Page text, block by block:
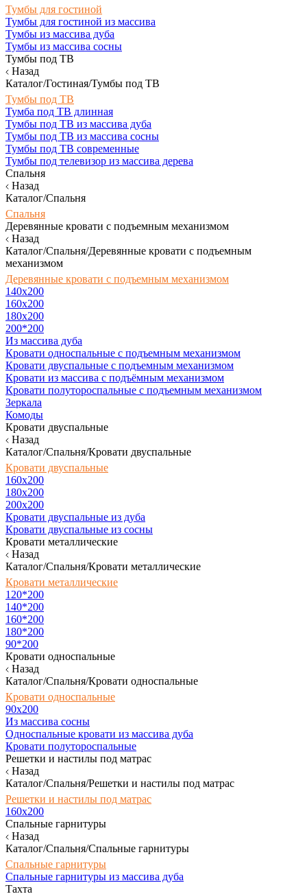
Тумбы для гостиной
Тумбы для гостиной из массива
Тумбы из массива дуба
Тумбы из массива сосны
Тумбы под ТВ
Назад
Каталог/Гостиная/Тумбы под ТВ
Тумбы под ТВ
Тумба под ТВ длинная
Тумбы под ТВ из массива дуба
Тумбы под ТВ из массива сосны
Тумбы под ТВ современные
Тумбы под телевизор из массива дерева
Спальня
Назад
Каталог/Спальня
Спальня
Деревянные кровати с подъемным механизмом
Назад
Каталог/Спальня/Деревянные кровати с подъемным
механизмом
Деревянные кровати с подъемным механизмом
140x200
160х200
180х200
200*200
Из массива дуба
Кровати односпальные с подъемным механизмом
Кровати двуспальные с подъемным механизмом
Кровати из массива с подъёмным механизмом
Кровати полутороспальные с подъемным механизмом
Зеркала
Комоды
Кровати двуспальные
Назад
Каталог/Спальня/Кровати двуспальные
Кровати двуспальные
160х200
180x200
200x200
Кровати двуспальные из дуба
Кровати двуспальные из сосны
Кровати металлические
Назад
Каталог/Спальня/Кровати металлические
Кровати металлические
120*200
140*200
160*200
180*200
90*200
Кровати односпальные
Назад
Каталог/Спальня/Кровати односпальные
Кровати односпальные
90х200
Из массива сосны
Односпальные кровати из массива дуба
Кровати полутороспальные
Решетки и настилы под матрас
Назад
Каталог/Спальня/Решетки и настилы под матрас
Решетки и настилы под матрас
160х200
Спальные гарнитуры
Назад
Каталог/Спальня/Спальные гарнитуры
Спальные гарнитуры
Спальные гарнитуры из массива дуба
Тахта